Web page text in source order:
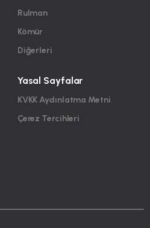
Rulman
Kömür
Diğerleri
Yasal Sayfalar
KVKK Aydınlatma Metni
Çerez Tercihleri